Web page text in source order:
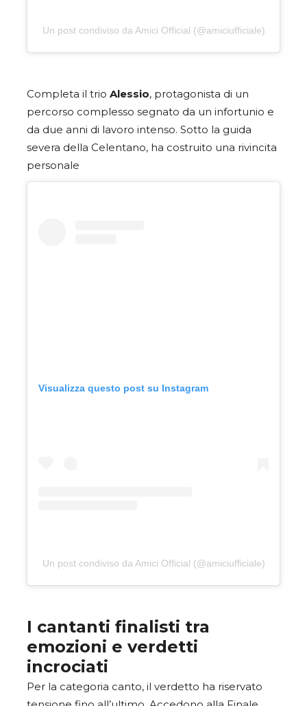
Un post condiviso da Amici Official (@amiciufficiale)
Completa il trio Alessio, protagonista di un
percorso complesso segnato da un infortunio e
da due anni di lavoro intenso. Sotto la guida
severa della Celentano, ha costruito una rivincita
personale
Visualizza questo post su Instagram
Un post condiviso da Amici Official (@amiciufficiale)
I cantanti finalisti tra
emozioni e verdetti
incrociati
Per la categoria canto, il verdetto ha riservato